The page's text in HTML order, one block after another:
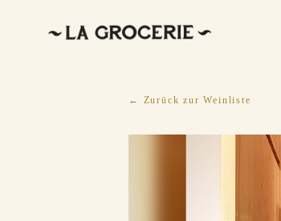
← Zurück zur Weinliste